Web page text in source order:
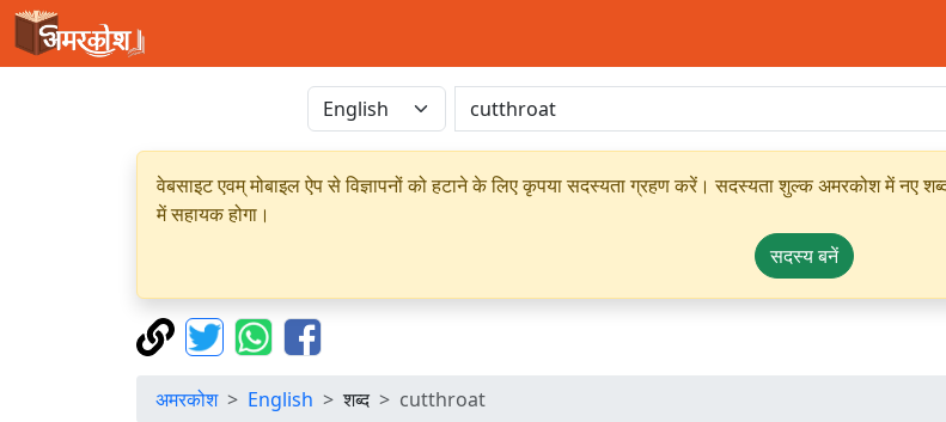
वेबसाइट एवम् मोबाइल ऐप से विज्ञापनों को हटाने के लिए कृपया सदस्यता ग्रहण करें। सदस्यता शुल्क अमरकोश में नए
में सहायक होगा।
सदस्य बनें
अमरकोश English शब्द cutthroat